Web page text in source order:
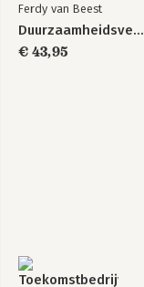
Ferdy van Beest
Duurzaamheidsverslaggeving
€ 43,95